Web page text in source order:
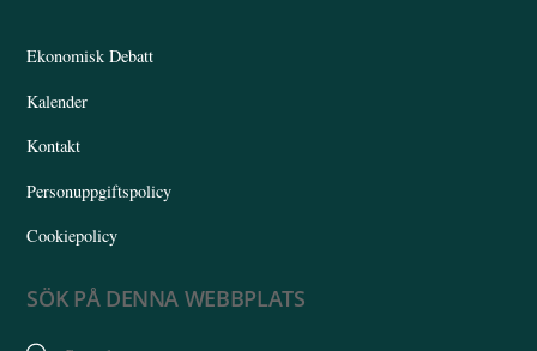
Ekonomisk Debatt
Kalender
Kontakt
Personuppgiftspolicy
Cookiepolicy
SÖK PÅ DENNA WEBBPLATS